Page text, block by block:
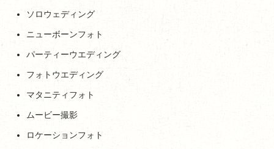
ソロウェディング
ニューボーンフォト
パーティーウエディング
フォトウエディング
マタニティフォト
ムービー撮影
ロケーションフォト